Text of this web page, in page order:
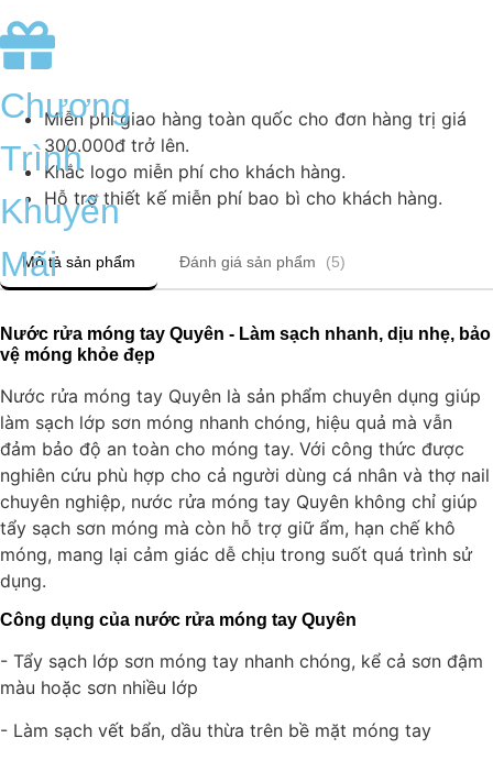
Chương
Trình
Khuyến
Mãi
Miễn phí giao hàng toàn quốc cho đơn hàng trị giá
300.000đ trở lên.
Khắc logo miễn phí cho khách hàng.
Hỗ trợ thiết kế miễn phí bao bì cho khách hàng.
Mô tả sản phẩm Đánh giá sản phẩm (5)
Nước rửa móng tay Quyên - Làm sạch nhanh, dịu nhẹ, bảo
vệ móng khỏe đẹp
Nước rửa móng tay Quyên là sản phẩm chuyên dụng giúp
làm sạch lớp sơn móng nhanh chóng, hiệu quả mà vẫn
đảm bảo độ an toàn cho móng tay. Với công thức được
nghiên cứu phù hợp cho cả người dùng cá nhân và thợ nail
chuyên nghiệp, nước rửa móng tay Quyên không chỉ giúp
tẩy sạch sơn móng mà còn hỗ trợ giữ ẩm, hạn chế khô
móng, mang lại cảm giác dễ chịu trong suốt quá trình sử
dụng.
Công dụng của nước rửa móng tay Quyên
- Tẩy sạch lớp sơn móng tay nhanh chóng, kể cả sơn đậm
màu hoặc sơn nhiều lớp
- Làm sạch vết bẩn, dầu thừa trên bề mặt móng tay